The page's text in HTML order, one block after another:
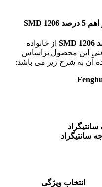
از خانواده
آن به شرح زیر می باشد:
انتخاب ویژگی